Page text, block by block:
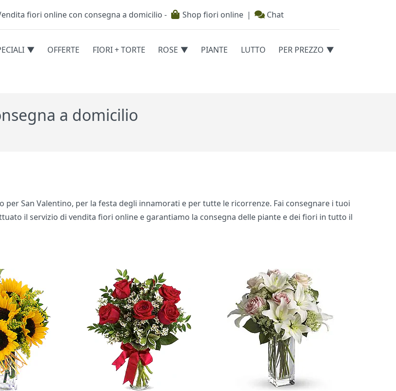
Testata
fiori online con consegna a domicilio - Shop fiori online | Chat
OFFERTE FIORI + TORTE ROSE PIANTE LUTTO PER PREZZO
a domicilio
San Valentino, per la festa degli innamorati e per tutte le ricorrenze. Fai consegnare i tuoi
il servizio di vendita fiori online e garantiamo la consegna delle piante e dei fiori in tutto il